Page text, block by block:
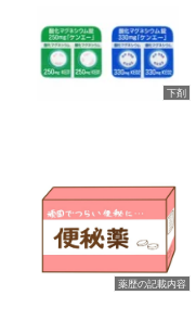
下剤
薬歴の記載内容